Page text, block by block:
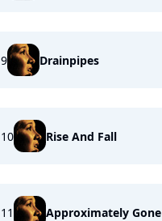
9 Drainpipes
10 Rise And Fall
11 Approximately Gone